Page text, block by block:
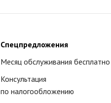
Спецпредложения
Месяц обслуживания бесплатно
Консультация
по налогообложению